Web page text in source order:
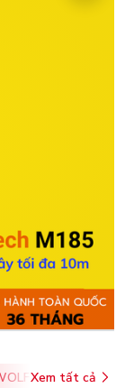
Xem tất cả